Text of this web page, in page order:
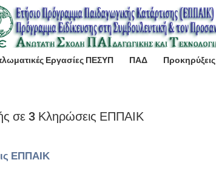
Εργασίες ΠΕΣΥΠ ΠΑΔ Προκηρύξεις
σε 3 Κληρώσεις ΕΠΠΑΙΚ
ΕΠΠΑΙΚ